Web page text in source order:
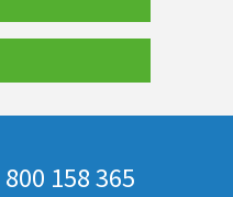
800 158 365